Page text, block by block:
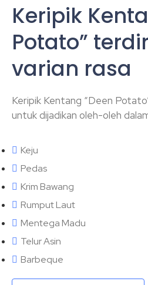
Keripik
Potato”
varian rasa
Keripik Kentang “Deen
untuk dijadikan oleh-oleh
Keju
Pedas
Krim Bawang
Rumput Laut
Mentega Madu
Telur Asin
Barbeque